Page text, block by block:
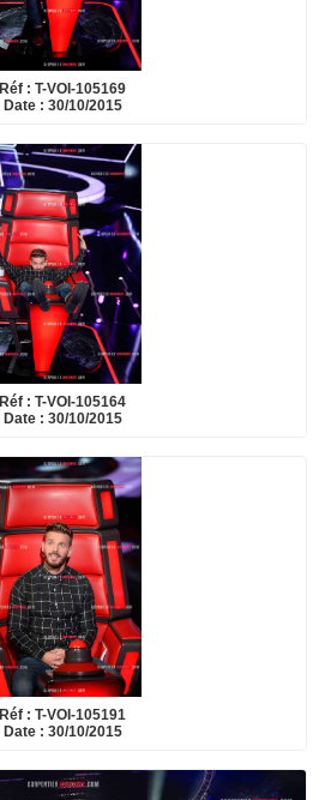
Réf : T-VOI-105169
Date : 30/10/2015
Réf : T-VOI-105164
Date : 30/10/2015
Réf : T-VOI-105191
Date : 30/10/2015